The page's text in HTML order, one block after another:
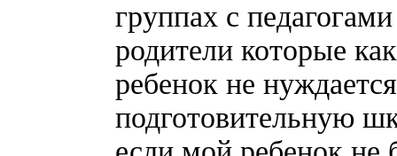
группах с
родители которые
ребенок не
подготовительную